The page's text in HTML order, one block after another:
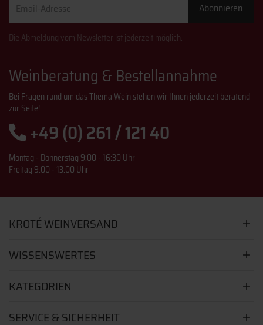
Adresse
Abonnieren
Die Abmeldung vom Newsletter ist jederzeit möglich.
Weinberatung & Bestellannahme
Bei Fragen rund um das Thema Wein stehen wir Ihnen jederzeit beratend
zur Seite!
+49 (0) 261 / 121 40
Montag - Donnerstag 9:00 - 16:30 Uhr
Freitag 9:00 - 13:00 Uhr
KROTÉ WEINVERSAND
WISSENSWERTES
KATEGORIEN
SERVICE & SICHERHEIT